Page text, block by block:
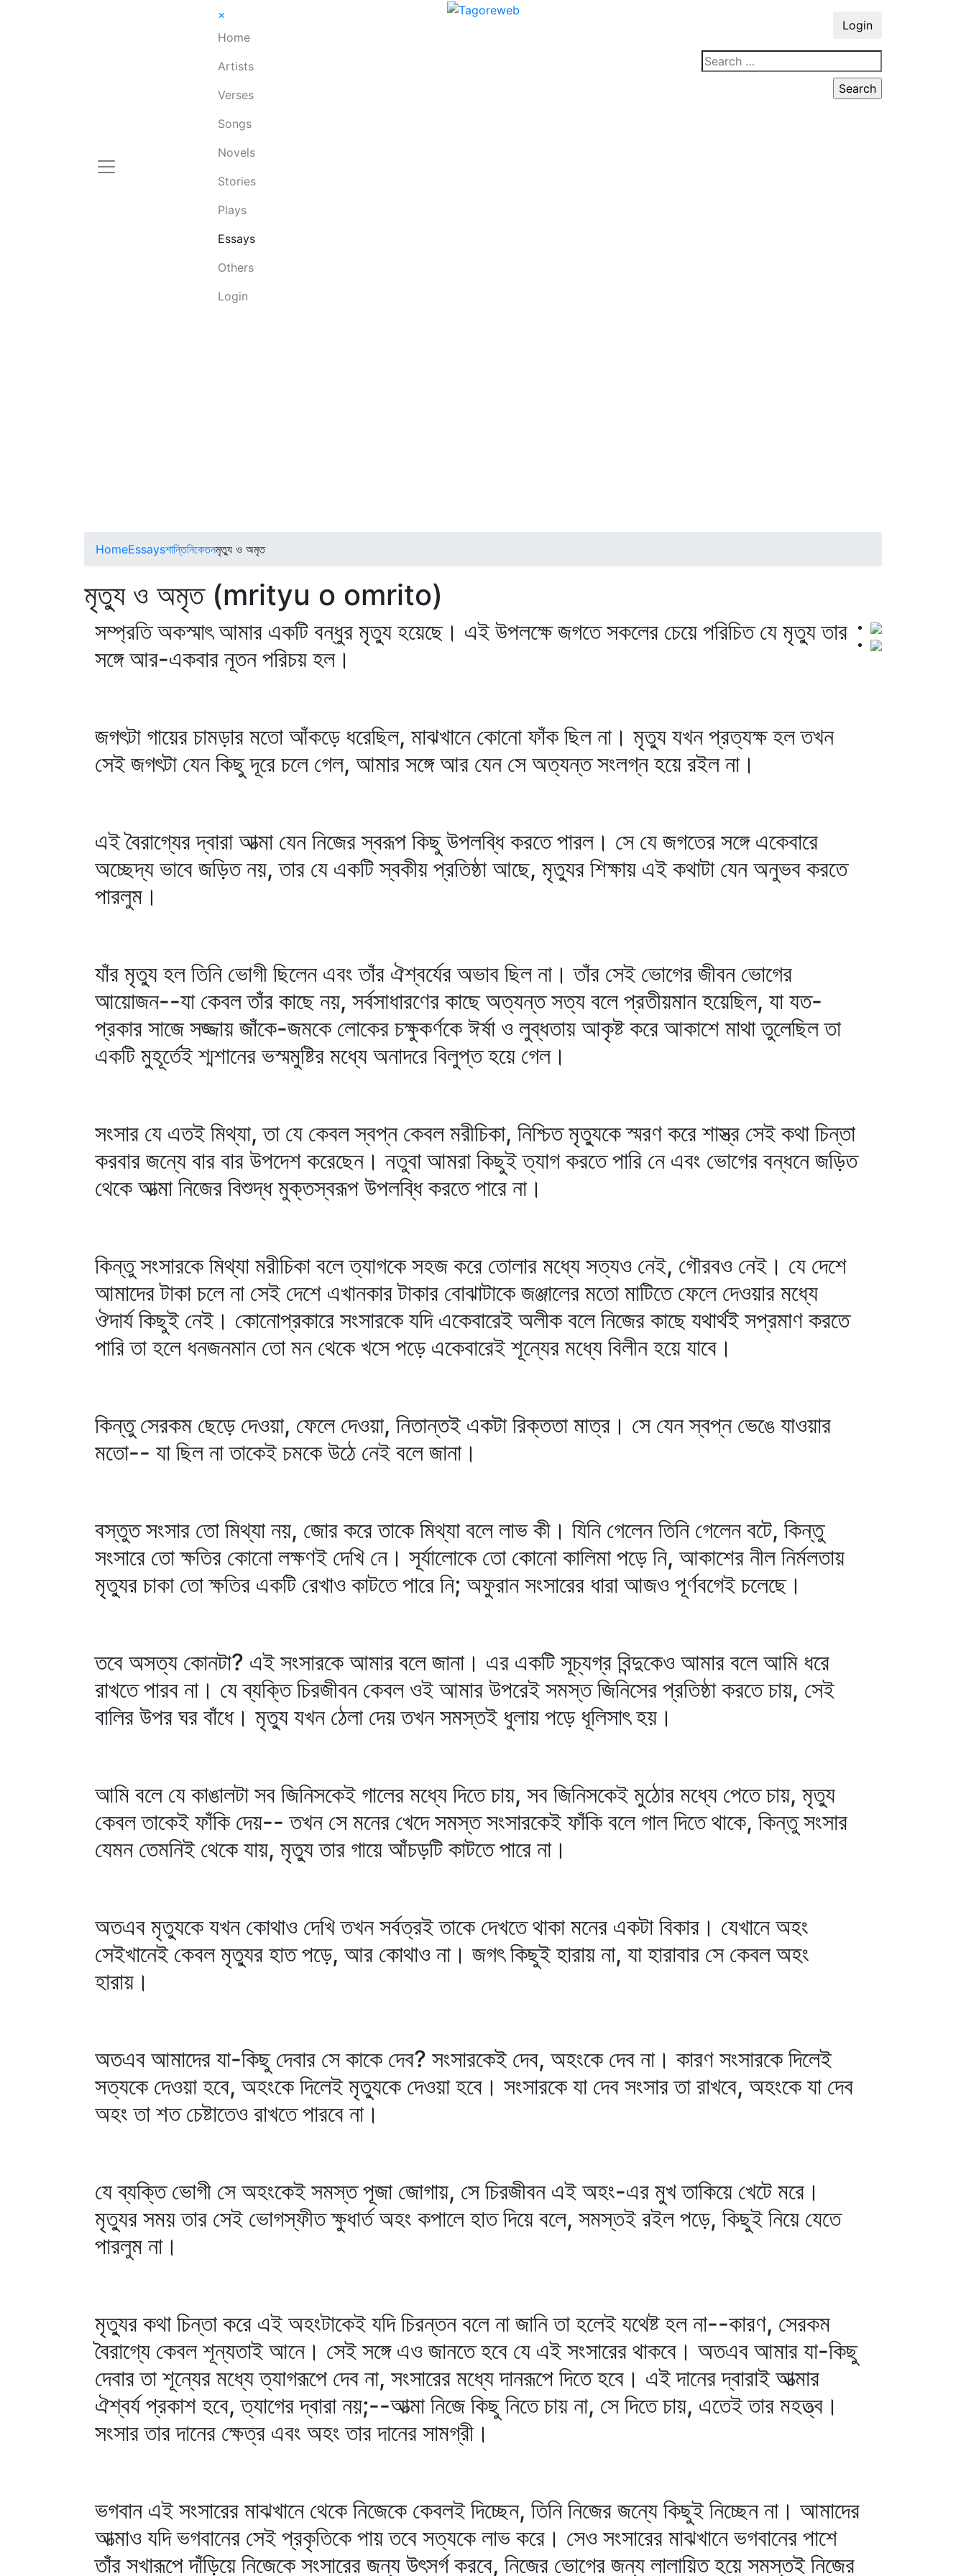
×
Home
Artists
Verses
Songs
Novels
Stories
Plays
Essays
Others
Login
Login
HomeEssaysশান্তিনিকেতনমৃত্যু ও অমৃত
মৃত্যু ও অমৃত (mrityu o omrito)
সম্প্রতি অকস্মাৎ আমার একটি বন্ধুর মৃত্যু হয়েছে। এই উপলক্ষে জগতে সকলের চেয়ে পরিচিত যে মৃত্যু তার
সঙ্গে আর-একবার নূতন পরিচয় হল।
জগৎটা গায়ের চামড়ার মতো আঁকড়ে ধরেছিল, মাঝখানে কোনো ফাঁক ছিল না। মৃত্যু যখন প্রত্যক্ষ হল তখন
সেই জগৎটা যেন কিছু দূরে চলে গেল, আমার সঙ্গে আর যেন সে অত্যন্ত সংলগ্ন হয়ে রইল না।
এই বৈরাগ্যের দ্বারা আত্মা যেন নিজের স্বরূপ কিছু উপলব্ধি করতে পারল। সে যে জগতের সঙ্গে একেবারে
অচ্ছেদ্য ভাবে জড়িত নয়, তার যে একটি স্বকীয় প্রতিষ্ঠা আছে, মৃত্যুর শিক্ষায় এই কথাটা যেন অনুভব করতে
পারলুম।
যাঁর মৃত্যু হল তিনি ভোগী ছিলেন এবং তাঁর ঐশ্বর্যের অভাব ছিল না। তাঁর সেই ভোগের জীবন ভোগের
আয়োজন--যা কেবল তাঁর কাছে নয়, সর্বসাধারণের কাছে অত্যন্ত সত্য বলে প্রতীয়মান হয়েছিল, যা যত-
প্রকার সাজে সজ্জায় জাঁকে-জমকে লোকের চক্ষুকর্ণকে ঈর্ষা ও লুব্ধতায় আকৃষ্ট করে আকাশে মাথা তুলেছিল তা
একটি মুহূর্তেই শ্মশানের ভস্মমুষ্টির মধ্যে অনাদরে বিলুপ্ত হয়ে গেল।
সংসার যে এতই মিথ্যা, তা যে কেবল স্বপ্ন কেবল মরীচিকা, নিশ্চিত মৃত্যুকে স্মরণ করে শাস্ত্র সেই কথা চিন্তা
করবার জন্যে বার বার উপদেশ করেছেন। নতুবা আমরা কিছুই ত্যাগ করতে পারি নে এবং ভোগের বন্ধনে জড়িত
থেকে আত্মা নিজের বিশুদ্ধ মুক্তস্বরূপ উপলব্ধি করতে পারে না।
কিন্তু সংসারকে মিথ্যা মরীচিকা বলে ত্যাগকে সহজ করে তোলার মধ্যে সত্যও নেই, গৌরবও নেই। যে দেশে
আমাদের টাকা চলে না সেই দেশে এখানকার টাকার বোঝাটাকে জঞ্জালের মতো মাটিতে ফেলে দেওয়ার মধ্যে
ঔদার্য কিছুই নেই। কোনোপ্রকারে সংসারকে যদি একেবারেই অলীক বলে নিজের কাছে যথার্থই সপ্রমাণ করতে
পারি তা হলে ধনজনমান তো মন থেকে খসে পড়ে একেবারেই শূন্যের মধ্যে বিলীন হয়ে যাবে।
কিন্তু সেরকম ছেড়ে দেওয়া, ফেলে দেওয়া, নিতান্তই একটা রিক্ততা মাত্র। সে যেন স্বপ্ন ভেঙে যাওয়ার
মতো-- যা ছিল না তাকেই চমকে উঠে নেই বলে জানা।
বস্তুত সংসার তো মিথ্যা নয়, জোর করে তাকে মিথ্যা বলে লাভ কী। যিনি গেলেন তিনি গেলেন বটে, কিন্তু
সংসারে তো ক্ষতির কোনো লক্ষণই দেখি নে। সূর্যালোকে তো কোনো কালিমা পড়ে নি, আকাশের নীল নির্মলতায়
মৃত্যুর চাকা তো ক্ষতির একটি রেখাও কাটতে পারে নি; অফুরান সংসারের ধারা আজও পূর্ণবগেই চলেছে।
তবে অসত্য কোনটা? এই সংসারকে আমার বলে জানা। এর একটি সূচ্যগ্র বিন্দুকেও আমার বলে আমি ধরে
রাখতে পারব না। যে ব্যক্তি চিরজীবন কেবল ওই আমার উপরেই সমস্ত জিনিসের প্রতিষ্ঠা করতে চায়, সেই
বালির উপর ঘর বাঁধে। মৃত্যু যখন ঠেলা দেয় তখন সমস্তই ধুলায় পড়ে ধূলিসাৎ হয়।
আমি বলে যে কাঙালটা সব জিনিসকেই গালের মধ্যে দিতে চায়, সব জিনিসকেই মুঠোর মধ্যে পেতে চায়, মৃত্যু
কেবল তাকেই ফাঁকি দেয়-- তখন সে মনের খেদে সমস্ত সংসারকেই ফাঁকি বলে গাল দিতে থাকে, কিন্তু সংসার
যেমন তেমনিই থেকে যায়, মৃত্যু তার গায়ে আঁচড়টি কাটতে পারে না।
অতএব মৃত্যুকে যখন কোথাও দেখি তখন সর্বত্রই তাকে দেখতে থাকা মনের একটা বিকার। যেখানে অহং
সেইখানেই কেবল মৃত্যুর হাত পড়ে, আর কোথাও না। জগৎ কিছুই হারায় না, যা হারাবার সে কেবল অহং
হারায়।
অতএব আমাদের যা-কিছু দেবার সে কাকে দেব? সংসারকেই দেব, অহংকে দেব না। কারণ সংসারকে দিলেই
সত্যকে দেওয়া হবে, অহংকে দিলেই মৃত্যুকে দেওয়া হবে। সংসারকে যা দেব সংসার তা রাখবে, অহংকে যা দেব
অহং তা শত চেষ্টাতেও রাখতে পারবে না।
যে ব্যক্তি ভোগী সে অহংকেই সমস্ত পূজা জোগায়, সে চিরজীবন এই অহং-এর মুখ তাকিয়ে খেটে মরে।
মৃত্যুর সময় তার সেই ভোগস্ফীত ক্ষুধার্ত অহং কপালে হাত দিয়ে বলে, সমস্তই রইল পড়ে, কিছুই নিয়ে যেতে
পারলুম না।
মৃত্যুর কথা চিন্তা করে এই অহংটাকেই যদি চিরন্তন বলে না জানি তা হলেই যথেষ্ট হল না--কারণ, সেরকম
বৈরাগ্যে কেবল শূন্যতাই আনে। সেই সঙ্গে এও জানতে হবে যে এই সংসারের থাকবে। অতএব আমার যা-কিছু
দেবার তা শূন্যের মধ্যে ত্যাগরূপে দেব না, সংসারের মধ্যে দানরূপে দিতে হবে। এই দানের দ্বারাই আত্মার
ঐশ্বর্য প্রকাশ হবে, ত্যাগের দ্বারা নয়;--আত্মা নিজে কিছু নিতে চায় না, সে দিতে চায়, এতেই তার মহত্ত্ব।
সংসার তার দানের ক্ষেত্র এবং অহং তার দানের সামগ্রী।
ভগবান এই সংসারের মাঝখানে থেকে নিজেকে কেবলই দিচ্ছেন, তিনি নিজের জন্যে কিছুই নিচ্ছেন না। আমাদের
আত্মাও যদি ভগবানের সেই প্রকৃতিকে পায় তবে সত্যকে লাভ করে। সেও সংসারের মাঝখানে ভগবানের পাশে
তাঁর সখারূপে দাঁড়িয়ে নিজেকে সংসারের জন্য উৎসর্গ করবে, নিজের ভোগের জন্য লালায়িত হয়ে সমস্তই নিজের